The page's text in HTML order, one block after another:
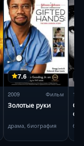
7.6
2009 Фильм
Золотые руки
драма, биография
1987